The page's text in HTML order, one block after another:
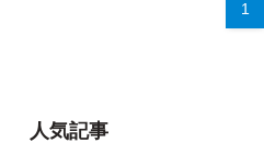
1
人気記事